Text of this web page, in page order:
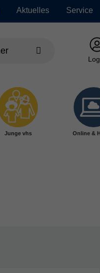
Aktuelles Service
Junge vhs Online &